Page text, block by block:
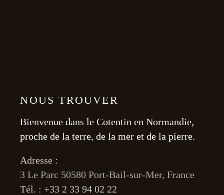
NOUS TROUVER
Bienvenue dans le Cotentin en Normandie,
proche de la terre, de la mer et de la pierre.
Adresse :
3 Le Parc 50580 Port-Bail-sur-Mer, France
Tél. : +33 2 33 94 02 22